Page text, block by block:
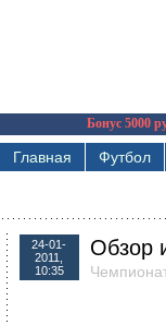
Бонус 5000
Главная Футбол
24-01-
2011,
10:35
Обзор